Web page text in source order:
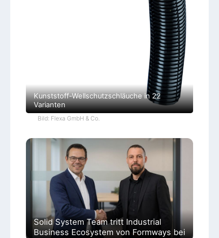
Kunststoff-Wellschutzschläuche in 22
Varianten
Bild: Flexa GmbH & Co.
Solid System Team tritt Industrial
Business Ecosystem von Formways bei